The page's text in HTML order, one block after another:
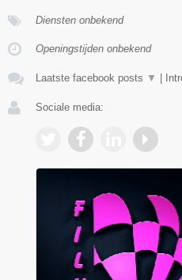
Diensten onbekend
Openingstijden onbekend
Laatste facebook posts ▼ |
Sociale media: